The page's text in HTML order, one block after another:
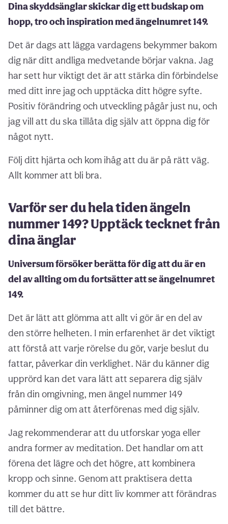
Dina skyddsänglar skickar dig ett budskap om
hopp, tro och inspiration med ängelnumret 149.
Det är dags att lägga vardagens bekymmer bakom
dig när ditt andliga medvetande börjar vakna. Jag
har sett hur viktigt det är att stärka din förbindelse
med ditt inre jag och upptäcka ditt högre syfte.
Positiv förändring och utveckling pågår just nu, och
jag vill att du ska tillåta dig själv att öppna dig för
något nytt.
Följ ditt hjärta och kom ihåg att du är på rätt väg.
Allt kommer att bli bra.
Varför ser du hela tiden ängeln
nummer 149? Upptäck tecknet från
dina änglar
Universum försöker berätta för dig att du är en
del av allting om du fortsätter att se ängelnumret
149.
Det är lätt att glömma att allt vi gör är en del av
den större helheten. I min erfarenhet är det viktigt
att förstå att varje rörelse du gör, varje beslut du
fattar, påverkar din verklighet. När du känner dig
upprörd kan det vara lätt att separera dig själv
från din omgivning, men ängel nummer 149
påminner dig om att återförenas med dig själv.
Jag rekommenderar att du utforskar yoga eller
andra former av meditation. Det handlar om att
förena det lägre och det högre, att kombinera
kropp och sinne. Genom att praktisera detta
kommer du att se hur ditt liv kommer att förändras
till det bättre.